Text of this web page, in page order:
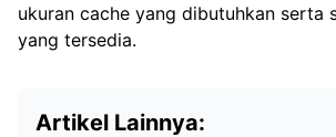
ukuran cache yang dibutuhkan serta
yang tersedia.
Artikel Lainnya: